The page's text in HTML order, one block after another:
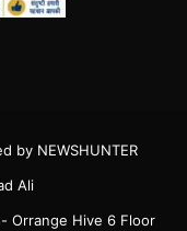
by NEWSHUNTER
Ali
Orrange Hive 6 Floor